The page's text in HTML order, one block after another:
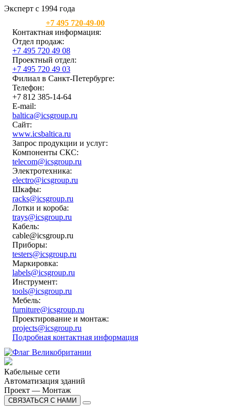
Эксперт с 1994 года
+7 495 720-49-00
Контактная информация:
Отдел продаж:
+7 495 720 49 08
Проектный отдел:
+7 495 720 49 03
Филиал в Санкт-Петербурге:
Телефон:
+7 812 385-14-64
E-mail:
baltica@icsgroup.ru
Сайт:
www.icsbaltica.ru
Запрос продукции и услуг:
Компоненты СКС:
telecom@icsgroup.ru
Электротехника:
electro@icsgroup.ru
Шкафы:
racks@icsgroup.ru
Лотки и короба:
trays@icsgroup.ru
Кабель:
cable@icsgroup.ru
Приборы:
testers@icsgroup.ru
Маркировка:
labels@icsgroup.ru
Инструмент:
tools@icsgroup.ru
Мебель:
furniture@icsgroup.ru
Проектирование и монтаж:
projects@icsgroup.ru
Подробная контактная информация
Кабельные сети
Автоматизация зданий
Проект — Монтаж
СВЯЗАТЬСЯ С НАМИ